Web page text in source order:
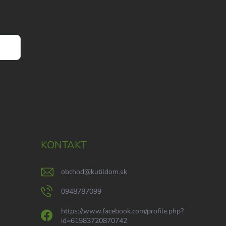
KONTAKT
obchod@kutildom.sk
0948787099
https://www.facebook.com/profile.php?
id=61583720870742